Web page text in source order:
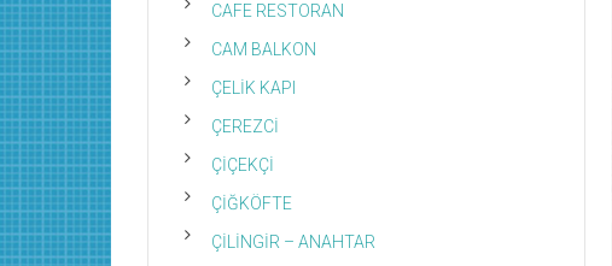
CAFE RESTORAN
CAM BALKON
ÇELİK KAPI
ÇEREZCİ
ÇİÇEKÇİ
ÇİĞKÖFTE
ÇİLİNGİR – ANAHTAR